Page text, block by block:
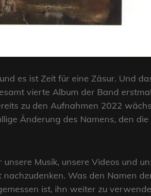
es ist Zeit für eine Zäsur. Und
vierte Album der Band
zu den Aufnahmen 2022
Änderung des Namens, den
Musik, unsere Videos und
Was den Namen
ist, ihn weiter zu